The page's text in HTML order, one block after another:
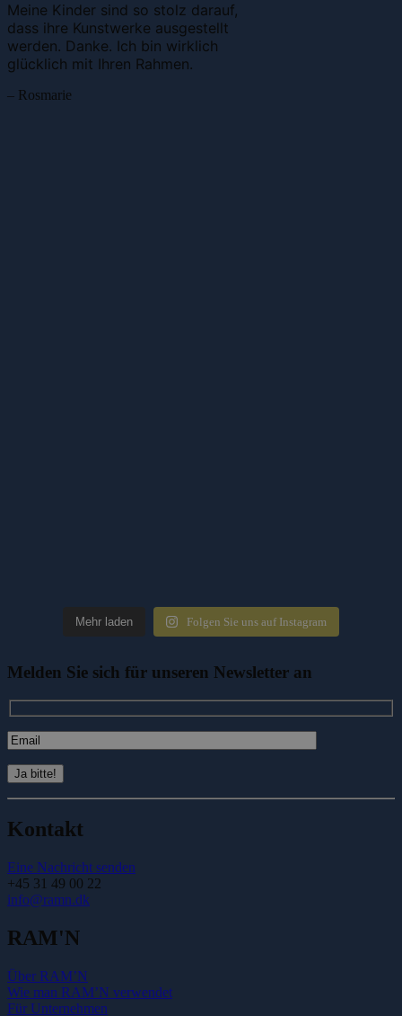
Meine Kinder sind so stolz darauf,
dass ihre Kunstwerke ausgestellt
werden. Danke. Ich bin wirklich
glücklich mit Ihren Rahmen.
– Rosmarie
Mehr laden Folgen Sie uns auf Instagram
Melden Sie sich für unseren Newsletter an
Kontakt
Eine Nachricht senden
+45 31 49 00 22
info@ramn.dk
RAM'N
Über RAM’N
Wie man RAM’N verwendet
Für Unternehmen